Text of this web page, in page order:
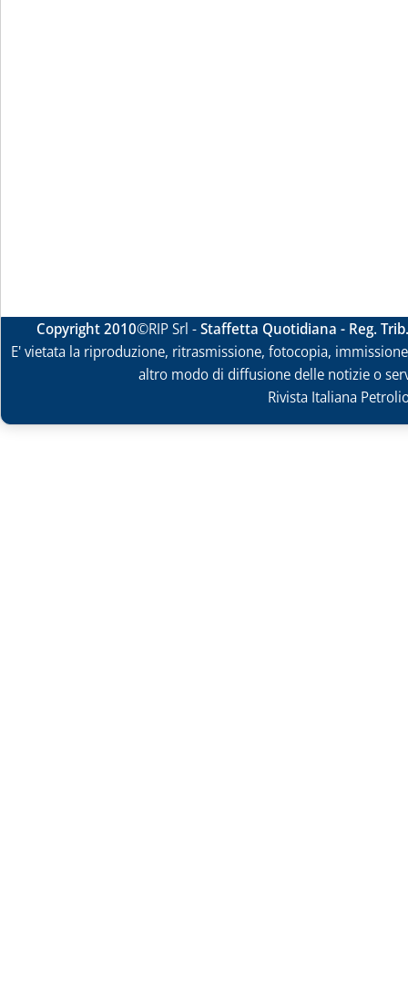
Copyright 2010©RIP Srl -Staffetta Quotidiana - Reg.
E' vietata la riproduzione, ritrasmissione, fotocopia,
altro modo di diffusione delle notizie o
Rivista Italiana